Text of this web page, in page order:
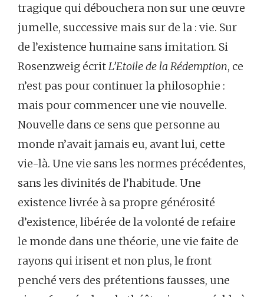
tragique qui débouchera non sur une œuvre
jumelle, successive mais sur de la : vie. Sur
de l’existence humaine sans imitation. Si
Rosenzweig écritL’Etoile de la Rédemption, ce
n’est pas pour continuer la philosophie :
mais pour commencer une vie nouvelle.
Nouvelle dans ce sens que personne au
monde n’avait jamais eu, avant lui, cette
vie-là. Une vie sans les normes précédentes,
sans les divinités de l’habitude. Une
existence livrée à sa propre générosité
d’existence, libérée de la volonté de refaire
le monde dans une théorie, une vie faite de
rayons qui irisent et non plus, le front
penché vers des prétentions fausses, une